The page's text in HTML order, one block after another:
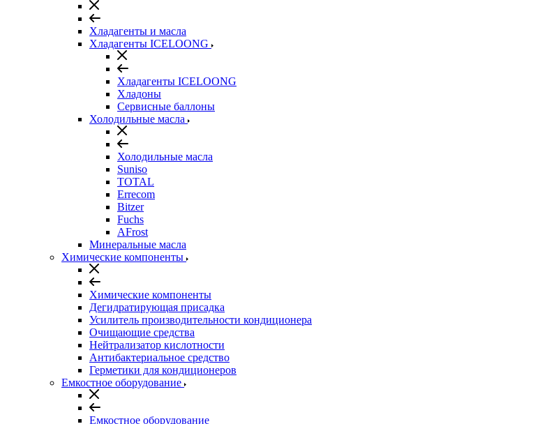
Хладагенты и масла
Хладагенты ICELOONG
Хладагенты ICELOONG
Хладоны
Сервисные баллоны
Холодильные масла
Холодильные масла
Suniso
TOTAL
Errecom
Bitzer
Fuchs
AFrost
Минеральные масла
Химические компоненты
Химические компоненты
Дегидратирующая присадка
Усилитель производительности кондиционера
Очищающие средства
Нейтрализатор кислотности
Антибактериальное средство
Герметики для кондиционеров
Емкостное оборудование
Емкостное оборудование